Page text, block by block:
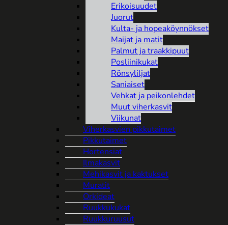
Erikoisuudet
Juorut
Kulta- ja hopeaköynnökset
Maijat ja matit
Palmut ja traakkipuut
Posliinikukat
Rönsyliljat
Saniaiset
Vehkat ja peikonlehdet
Muut viherkasvit
Viikunat
Viherkasvien pikkutaimet
Pikkutaimet
Hortensiat
Ilmakasvit
Mehikasvit ja kaktukset
Muratit
Orkideat
Ruukkukukat
Ruukkuruusut